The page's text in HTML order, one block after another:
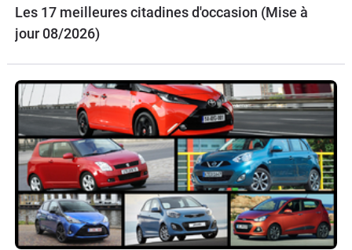
Les 17 meilleures citadines d'occasion (Mise à
jour 08/2026)